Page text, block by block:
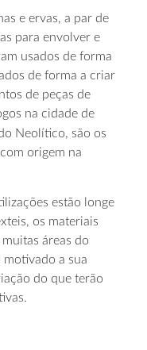
e ervas, a par de
para envolver e
usados de forma
de forma a criar
de peças de
na cidade de
Neolítico, são os
origem na
estão longe
os materiais
áreas do
a sua
do que terão